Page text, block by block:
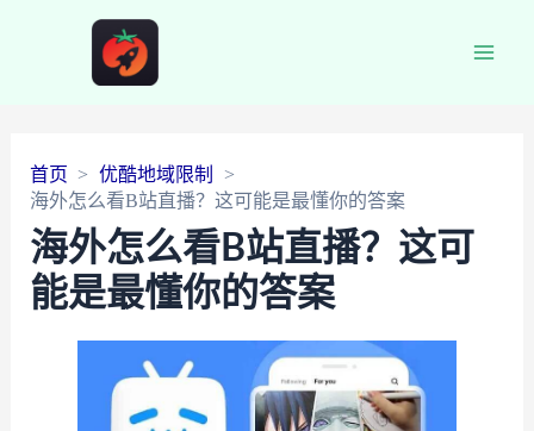
首页
优酷地域限制
海外怎么看B站直播？这可能是最懂你的答案
海外怎么看B站直播？这可
能是最懂你的答案